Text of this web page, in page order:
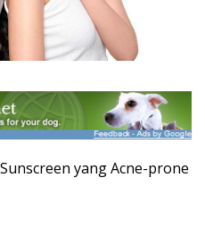
yang Acne-prone